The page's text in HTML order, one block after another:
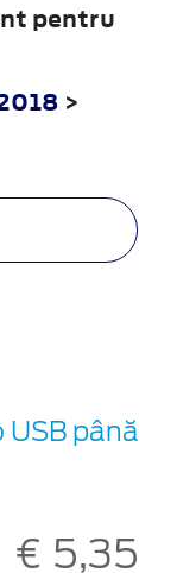
pentru
>
USB până
€ 5,35